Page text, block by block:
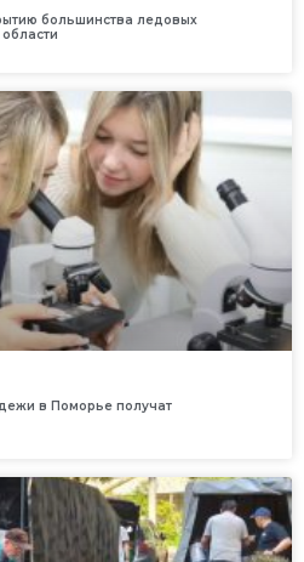
большинства ледовых
в Поморье получат